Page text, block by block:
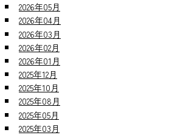
2026年05月
2026年04月
2026年03月
2026年02月
2026年01月
2025年12月
2025年10月
2025年08月
2025年05月
2025年03月